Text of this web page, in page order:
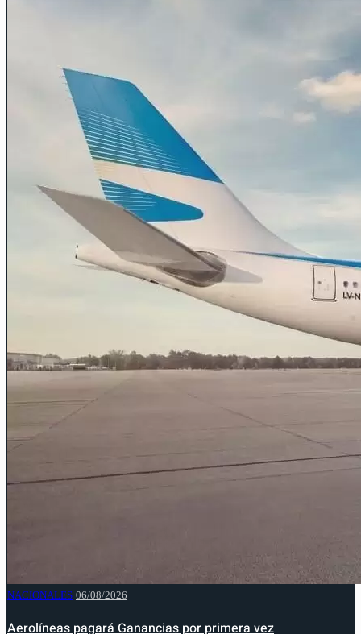
NACIONALES 06/08/2026
Aerolíneas pagará Ganancias por primera vez